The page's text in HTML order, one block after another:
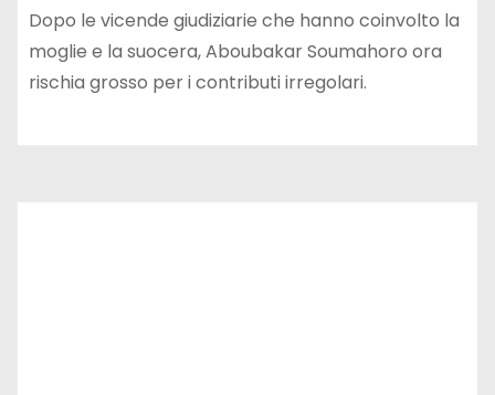
Dopo le vicende giudiziarie che hanno coinvolto la
moglie e la suocera, Aboubakar Soumahoro ora
rischia grosso per i contributi irregolari.